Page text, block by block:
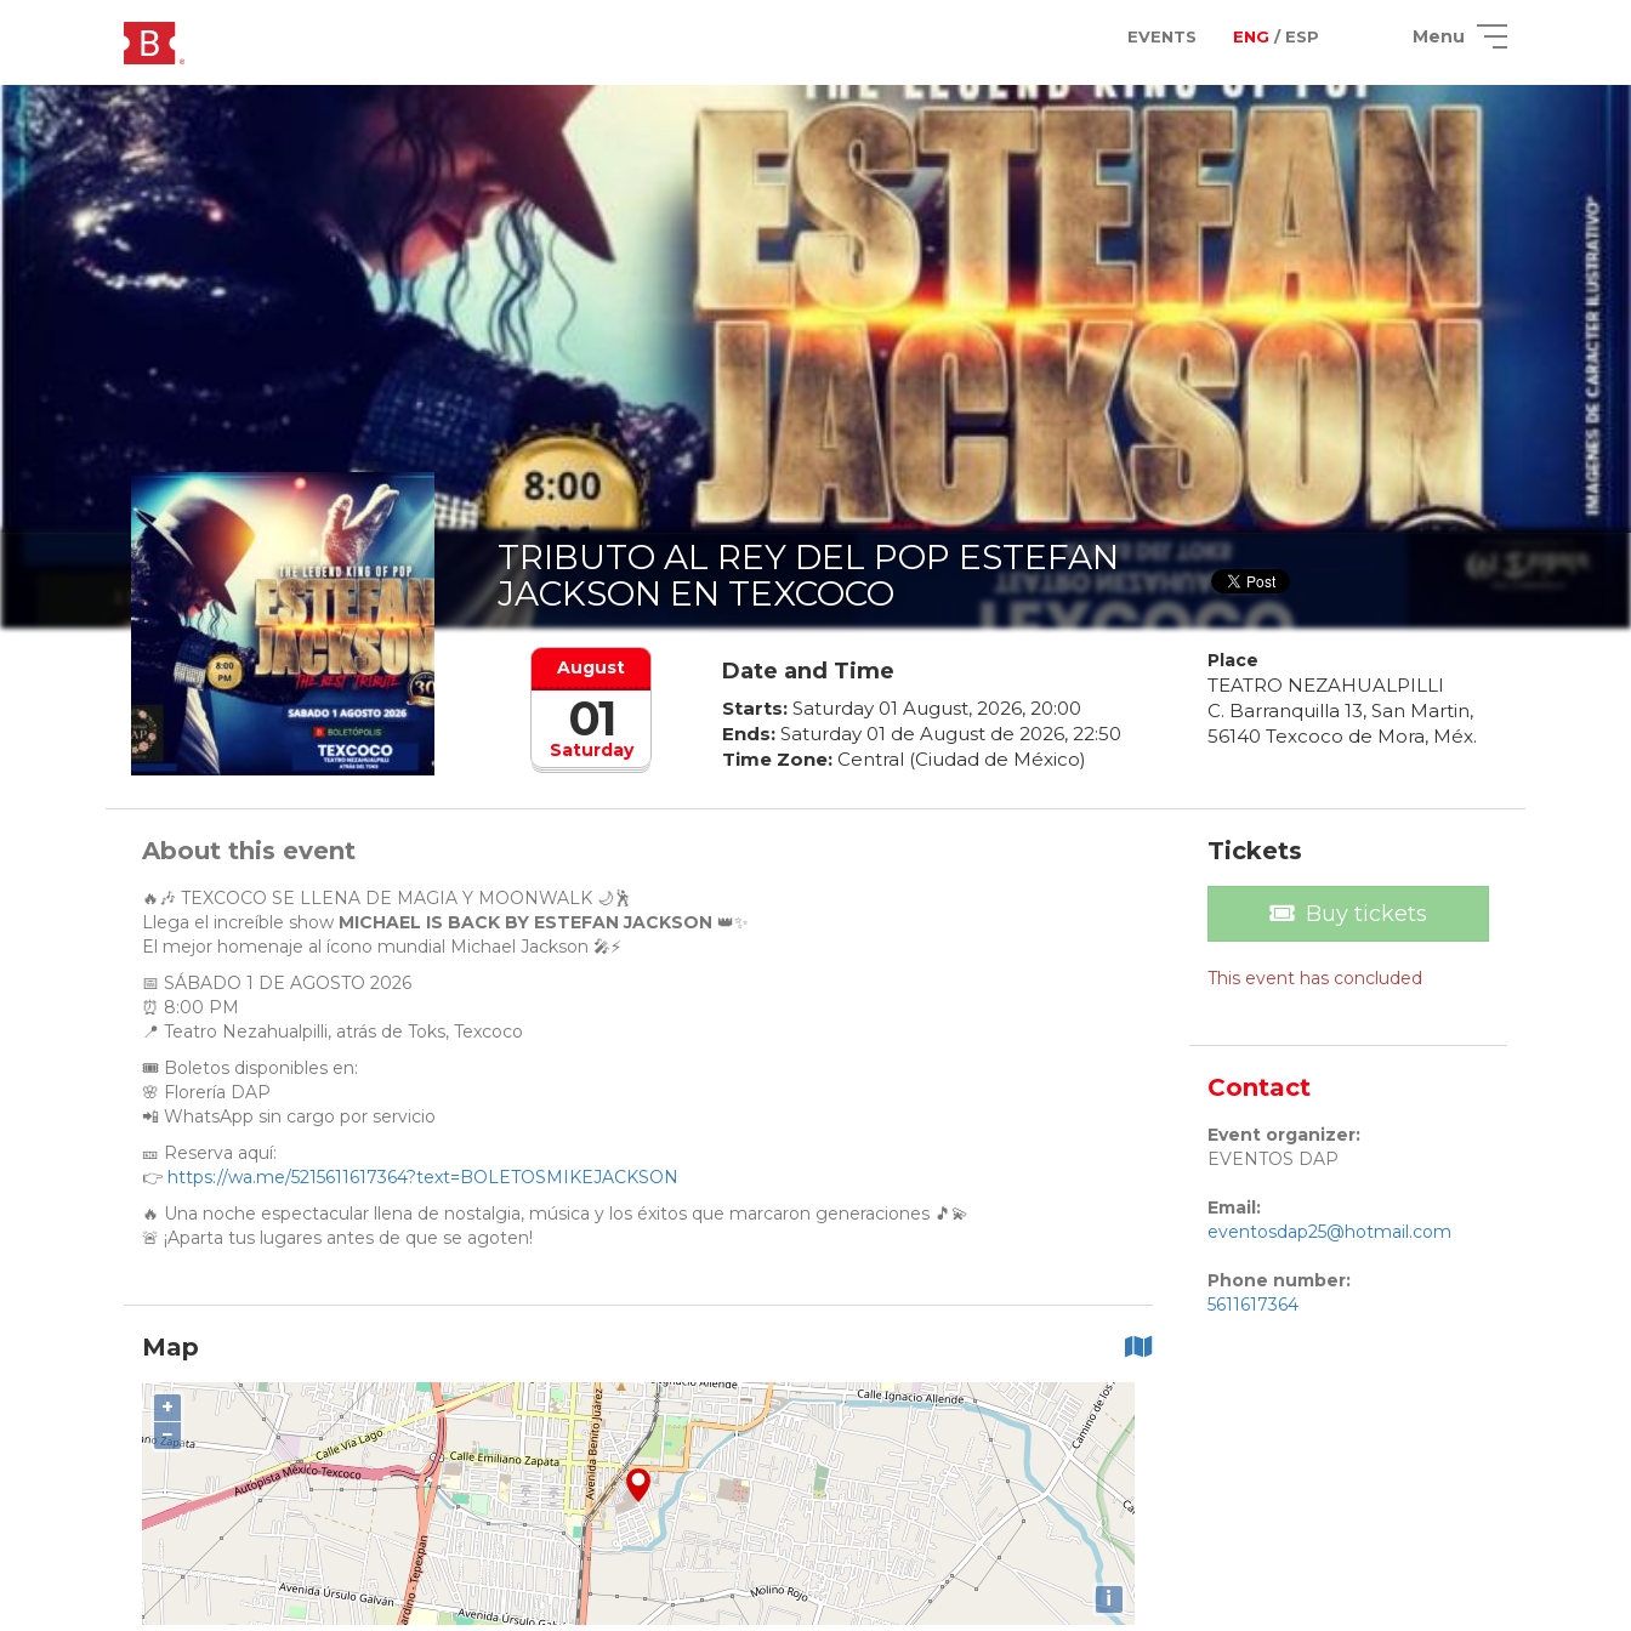
EVENTS ENG / ESP Menu
TRIBUTO AL REY DEL POP ESTEFAN
JACKSON EN TEXCOCO
Saturday
August
01
Date and Time
Starts: Saturday 01 August, 2026, 20:00
Ends: Saturday 01 de Augustde 2026, 22:50
Time Zone: Central (Ciudad de México)
Place
TEATRO NEZAHUALPILLI
C. Barranquilla 13, San Martin,
56140 Texcoco de Mora, Méx.
About this event
🔥🎶 TEXCOCO SE LLENA DE MAGIA Y MOONWALK 🌙🕺
Llega el increíble show MICHAEL IS BACK BY ESTEFAN JACKSON 👑✨
El mejor homenaje al ícono mundial Michael Jackson 🎤⚡
📅 SÁBADO 1 DE AGOSTO 2026
⏰ 8:00 PM
📍 Teatro Nezahualpilli, atrás de Toks, Texcoco
🎟️ Boletos disponibles en:
🌸 Florería DAP
📲 WhatsApp sin cargo por servicio
🎫 Reserva aquí:
👉 https://wa.me/5215611617364?text=BOLETOSMIKEJACKSON
🔥 Una noche espectacular llena de nostalgia, música y los éxitos que marcaron generaciones 🎵💫
🚨 ¡Aparta tus lugares antes de que se agoten!
Map
+
−
i
Tickets
Buy tickets
This event has concluded
Contact
Event organizer:
EVENTOS DAP
Email:
eventosdap25@hotmail.com
Phone number:
5611617364